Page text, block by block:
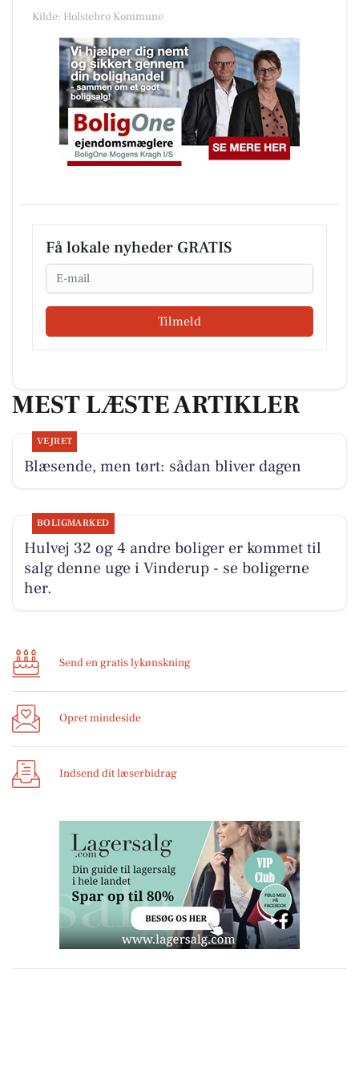
Kilde: Holstebro Kommune
Få lokale nyheder GRATIS
Email
Tilmeld
MEST LÆSTE ARTIKLER
VEJRET
Blæsende, men tørt: sådan bliver dagen
BOLIGMARKED
Hulvej 32 og 4 andre boliger er kommet til
salg denne uge i Vinderup - se boligerne
her.
Send en gratis lykønskning
Opret mindeside
Indsend dit læserbidrag